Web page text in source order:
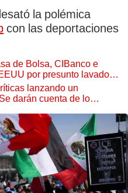
la polémica
con las deportaciones
de Bolsa, CIBanco e
por presunto lavado
lanzando un
darán cuenta de lo